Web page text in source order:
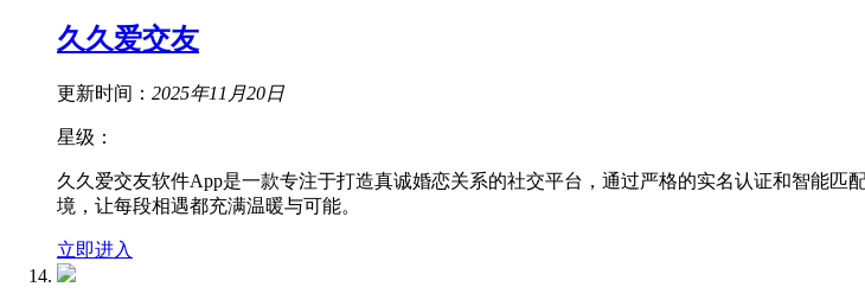
久久爱交友
更新时间： 2025年11月20日
星级：
久久爱交友软件App是一款专注于打造真诚婚恋关系的社交平台，通过严格的实名认证和智能
境，让每段相遇都充满温暖与可能。
立即进入